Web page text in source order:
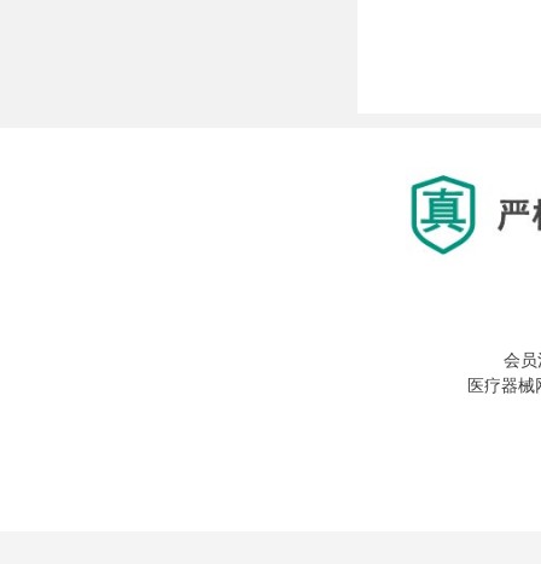
会
医疗器